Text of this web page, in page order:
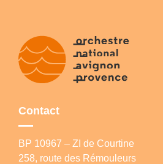
Contact
BP 10967 – ZI de Courtine
258, route des Rémouleurs